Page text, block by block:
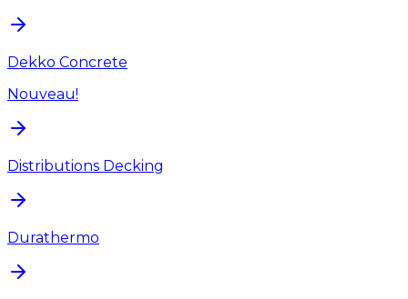
Dekko Concrete
Nouveau!
Distributions Decking
Durathermo